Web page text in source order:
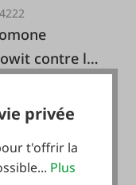
contre la
privée
t'offrir la
Plus